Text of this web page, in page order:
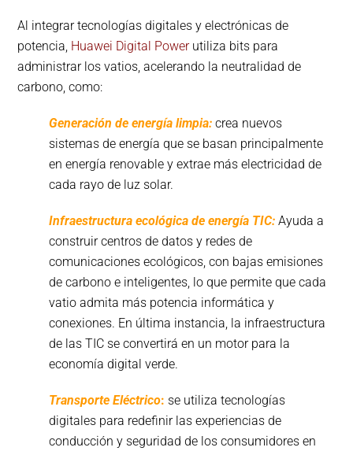
Al integrar tecnologías digitales y electrónicas de
potencia, Huawei Digital Powerutiliza bits para
administrar los vatios, acelerando la neutralidad de
carbono, como:
Generación de energía limpia: crea nuevos
sistemas de energía que se basan principalmente
en energía renovable y extrae más electricidad de
cada rayo de luz solar.
Infraestructura ecológica de energía TIC: Ayuda a
construir centros de datos y redes de
comunicaciones ecológicos, con bajas emisiones
de carbono e inteligentes, lo que permite que cada
vatio admita más potencia informática y
conexiones. En última instancia, la infraestructura
de las TIC se convertirá en un motor para la
economía digital verde.
Transporte Eléctrico: se utiliza tecnologías
digitales para redefinir las experiencias de
conducción y seguridad de los consumidores en